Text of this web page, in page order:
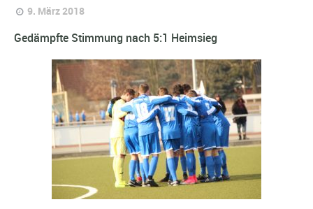
9. März 2018
Gedämpfte Stimmung nach 5:1 Heimsieg